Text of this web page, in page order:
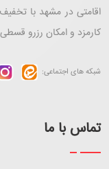
کارمزد و امکان رزرو قسطی
شبکه های اجتماعی:
تماس با ما